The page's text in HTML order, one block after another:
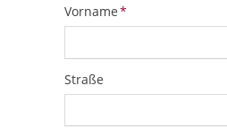
Pflichtfeld
Vorname*
Straße